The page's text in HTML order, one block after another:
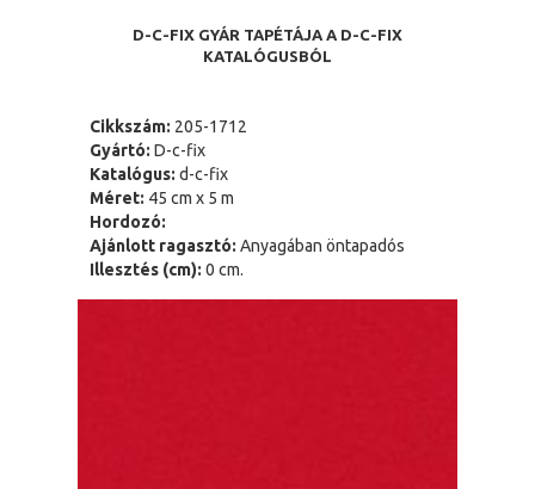
D-C-FIX GYÁR TAPÉTÁJA A D-C-FIX
KATALÓGUSBÓL
Cikkszám: 205-1712
Gyártó: D-c-fix
Katalógus: d-c-fix
Méret: 45 cm x 5 m
Hordozó:
Ajánlott ragasztó: Anyagában öntapadós
Illesztés (cm): 0 cm.